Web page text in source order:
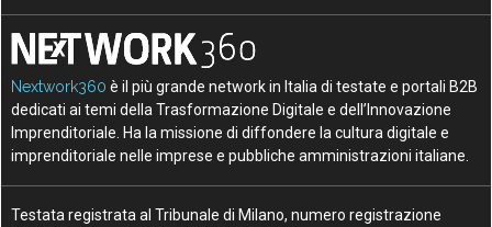
Nextwork360 è il più grande network in Italia di testate e portali B2B
dedicati ai temi della Trasformazione Digitale e dell’Innovazione
Imprenditoriale. Ha la missione di diffondere la cultura digitale e
imprenditoriale nelle imprese e pubbliche amministrazioni italiane.
Testata registrata al Tribunale di Milano, numero registrazione